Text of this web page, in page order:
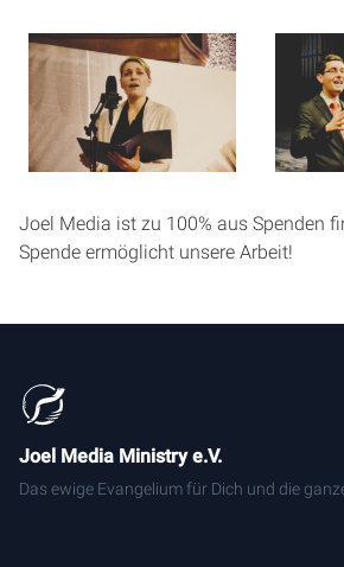
Joel Media ist zu 100% aus Spenden
Spende ermöglicht unsere Arbeit!
Joel Media Ministry e.V.
Das ewige Evangelium für Dich und die